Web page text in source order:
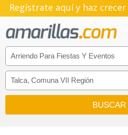
Regístrate aquí y haz